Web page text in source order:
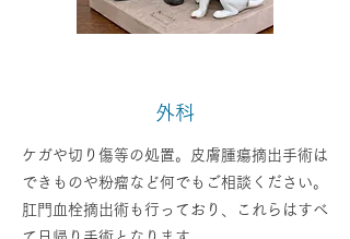
外科
ケガや切り傷等の処置。皮膚腫瘍摘出手術は
できものや粉瘤など何でもご相談ください。
肛門血栓摘出術も行っており、これらはすべ